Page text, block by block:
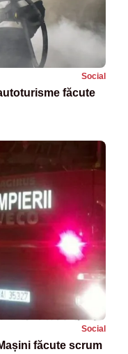
Social
făcute
Social
făcute scrum